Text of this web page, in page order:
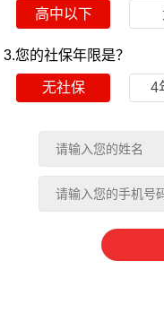
高中以下
3.您的社保年限是？
无社保 4